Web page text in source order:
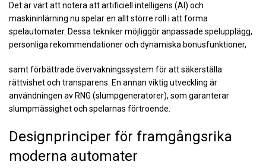
Det är värt att notera att artificiell intelligens (AI) och
maskininlärning nu spelar en allt större roll i att forma
spelautomater. Dessa tekniker möjliggör anpassade spelupplägg,
personliga rekommendationer och dynamiska bonusfunktioner,
samt förbättrade övervakningssystem för att säkerställa
rättvishet och transparens. En annan viktig utveckling är
användningen av RNG (slumpgeneratorer), som garanterar
slumpmässighet och spelarnas förtroende.
Designprinciper för framgångsrika
moderna automater